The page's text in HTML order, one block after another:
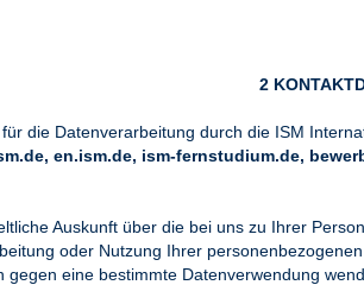
2
die Datenverarbeitung durch die ISM
en.ism.de, ism-fernstudium.de,
Auskunft über die bei uns zu Ihrer
oder Nutzung Ihrer
gegen eine bestimmte Datenverwendung